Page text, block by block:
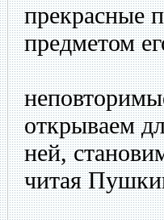
прекрасные
предметом
открываем
ней,
читая